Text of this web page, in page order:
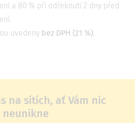
a 80 % při odřeknutí 2 dny před
uvedeny bez DPH (21 %).
na sítích, ať Vám nic
neunikne